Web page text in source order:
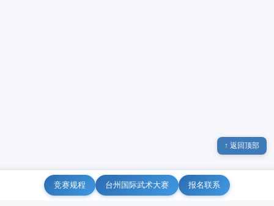
竞赛规程 台州国际武术大赛 报名联系
↑ 返回顶部